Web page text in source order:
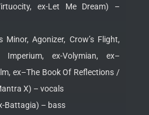
ex-Let Me Dream) –
Agonizer, Crow’s Flight,
ex-Volymian, ex–
ex–The Book Of Reflections /
X) – vocals
Battagia) – bass